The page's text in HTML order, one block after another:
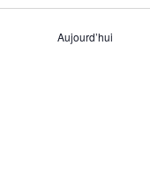
Aujourd’hui